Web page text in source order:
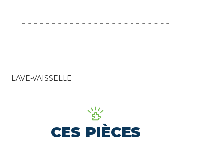
LAVE-VAISSELLE
CES PIÈCES